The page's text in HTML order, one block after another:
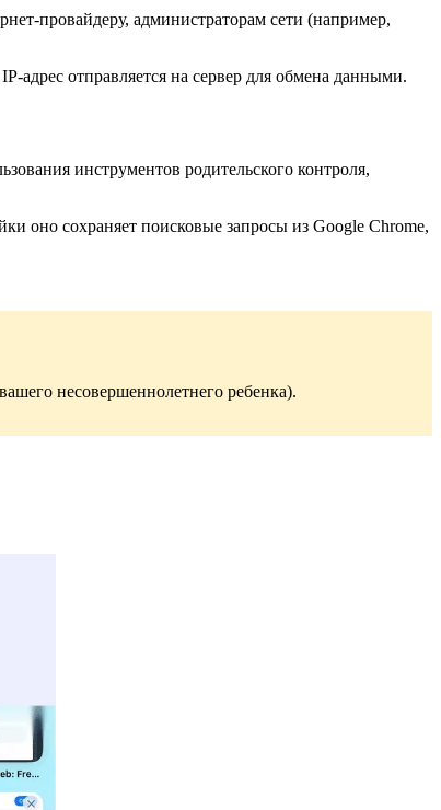
провайдеру, администраторам сети (например,
адрес отправляется на сервер для обмена данными.
инструментов родительского контроля,
оно сохраняет поисковые запросы из Google Chrome,
несовершеннолетнего ребенка).